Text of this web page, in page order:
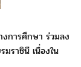
การศึกษา ร่วมลง
มราชินี เนื่องใน